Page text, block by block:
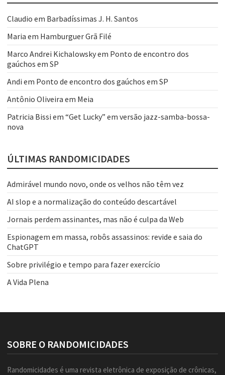
Claudio em Barbadíssimas J. H. Santos
Maria em Hamburguer Grã Filé
Marco Andrei Kichalowskyem Ponto de encontro dos
gaúchos em SP
Andi em Ponto de encontro dos gaúchos em SP
Antônio Oliveira em Meia
Patricia Bissi em “Get Lucky” em versão jazz-samba-bossa-
nova
ÚLTIMAS RANDOMICIDADES
Admirável mundo novo, onde os velhos não têm vez
AI slop e a normalização do conteúdo descartável
Jornais perdem assinantes, mas não é culpa da Web
Espionagem em massa, robôs assassinos: revide e saia do
ChatGPT
Sobre privilégio e tempo para fazer exercício
A Vida Plena
SOBRE O RANDOMICIDADES
Randomicidades é uma revista eletrônica de exposição de crônicas,